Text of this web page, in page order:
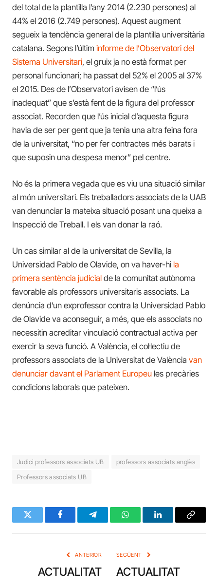
del total de la plantilla l’any 2014 (2.230 persones) al
44% el 2016 (2.749 persones). Aquest augment
segueix la tendència general de la plantilla universitària
catalana. Segons l’últim informe de l’Observatori del
Sistema Universitari, el gruix ja no està format per
personal funcionari; ha passat del 52% el 2005 al 37%
el 2015. Des de l’Observatori avisen de “l’ús
inadequat” que s’està fent de la figura del professor
associat. Recorden que l’ús inicial d’aquesta figura
havia de ser per gent que ja tenia una altra feina fora
de la universitat, “no per fer contractes més barats i
que suposin una despesa menor” pel centre.
No és la primera vegada que es viu una situació similar
al món universitari. Els treballadors associats de la UAB
van denunciar la mateixa situació posant una queixa a
Inspecció de Treball. I els van donar la raó.
Un cas similar al de la universitat de Sevilla, la
Universidad Pablo de Olavide, on va haver-hi la
primera sentència judicial de la comunitat autònoma
favorable als professors universitaris associats. La
denúncia d’un exprofessor contra la Universidad Pablo
de Olavide va aconseguir, a més, que els associats no
necessitin acreditar vinculació contractual activa per
exercir la seva funció. A València, el col·lectiu de
professors associats de la Universitat de València van
denunciar davant el Parlament Europeu les precàries
condicions laborals que pateixen.
Judici professors associats UB
professors associats anglès
Professors associats UB
Twitter FacebookTelegramWhatsAppLinkedInCopy
ANTERIOR
ACTUALITAT
SEGÜENT
ACTUALITAT